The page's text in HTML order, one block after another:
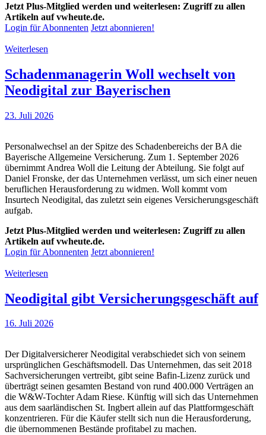
Jetzt Plus-Mitglied werden und weiterlesen: Zugriff zu allen
Artikeln auf vwheute.de.
Login für Abonnenten Jetzt abonnieren!
Weiterlesen
Schadenmanagerin Woll wechselt von
Neodigital zur Bayerischen
23. Juli 2026
Personalwechsel an der Spitze des Schadenbereichs der BA die
Bayerische Allgemeine Versicherung. Zum 1. September 2026
übernimmt Andrea Woll die Leitung der Abteilung. Sie folgt auf
Daniel Fronske, der das Unternehmen verlässt, um sich einer neuen
beruflichen Herausforderung zu widmen. Woll kommt vom
Insurtech Neodigital, das zuletzt sein eigenes Versicherungsgeschäft
aufgab.
Jetzt Plus-Mitglied werden und weiterlesen: Zugriff zu allen
Artikeln auf vwheute.de.
Login für Abonnenten Jetzt abonnieren!
Weiterlesen
Neodigital gibt Versicherungsgeschäft auf
16. Juli 2026
Der Digitalversicherer Neodigital verabschiedet sich von seinem
ursprünglichen Geschäftsmodell. Das Unternehmen, das seit 2018
Sachversicherungen vertreibt, gibt seine Bafin-Lizenz zurück und
überträgt seinen gesamten Bestand von rund 400.000 Verträgen an
die W&W-Tochter Adam Riese. Künftig will sich das Unternehmen
aus dem saarländischen St. Ingbert allein auf das Plattformgeschäft
konzentrieren. Für die Käufer stellt sich nun die Herausforderung,
die übernommenen Bestände profitabel zu machen.